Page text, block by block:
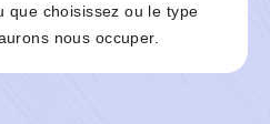
que choisissez ou le type
nous occuper.